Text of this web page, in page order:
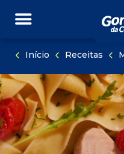
PULE PARA O
Início Receitas